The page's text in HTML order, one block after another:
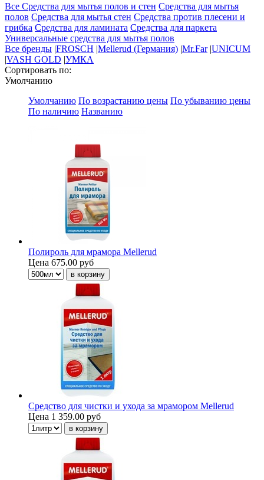
Все Средства для мытья полов и стен Средства для мытья
полов Средства для мытья стен Средства против плесени и
грибка Средства для ламината Средства для паркета
Универсальные средства для мытья полов
Все бренды |FROSCH |Mellerud (Германия) |Mr.Far |UNICUM
|VASH GOLD |УМКА
Сортировать по:
Умолчанию
Умолчанию По возрастанию цены По убыванию цены
По наличию Названию
Полироль для мрамора Mellerud
Цена 675.00 руб
Средство для чистки и ухода за мрамором Mellerud
Цена 1 359.00 руб